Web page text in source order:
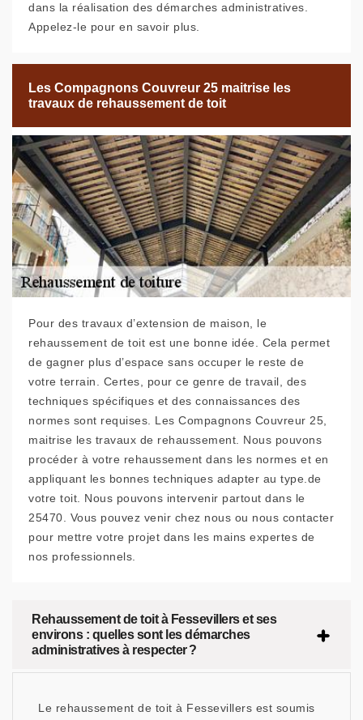
dans la réalisation des démarches administratives.
Appelez-le pour en savoir plus.
Les Compagnons Couvreur 25 maitrise les
travaux de rehaussement de toit
Pour des travaux d’extension de maison, le
rehaussement de toit est une bonne idée. Cela permet
de gagner plus d’espace sans occuper le reste de
votre terrain. Certes, pour ce genre de travail, des
techniques spécifiques et des connaissances des
normes sont requises. Les Compagnons Couvreur 25,
maitrise les travaux de rehaussement. Nous pouvons
procéder à votre rehaussement dans les normes et en
appliquant les bonnes techniques adapter au type.de
votre toit. Nous pouvons intervenir partout dans le
25470. Vous pouvez venir chez nous ou nous contacter
pour mettre votre projet dans les mains expertes de
nos professionnels.
Rehaussement de toit à Fessevillers et ses
environs : quelles sont les démarches
administratives à respecter ?
Le rehaussement de toit à Fessevillers est soumis